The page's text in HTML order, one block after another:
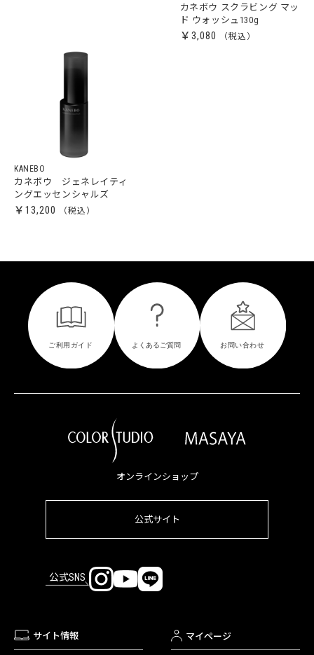
カネボウ スクラビング マッ
ド ウォッシュ130g
￥3,080
KANEBO
カネボウ ジェネレイティ
ングエッセンシャルズ
￥13,200
オンラインショップ
公式サイト
公式SNS
サイト情報 マイページ